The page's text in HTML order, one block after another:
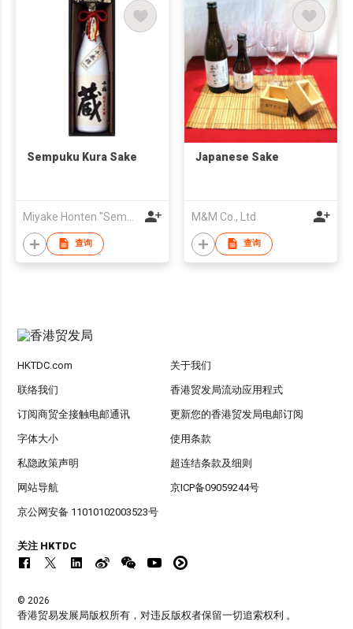
Sempuku Kura Sake
查询
Japanese Sake
M&M Co., Ltd
查询
HKTDC.com 关于我们
联络我们 香港贸发局流动应用程式
订阅商贸全接触电邮通讯 更新您的香港贸发局电邮订阅
字体大小 使用条款
私隐政策声明 超连结条款及细则
网站导航 京ICP备09059244号
京公网安备 11010102003523号
关注 HKTDC
© 2026
香港贸易发展局版权所有，对违反版权者保留一切追索权利 。